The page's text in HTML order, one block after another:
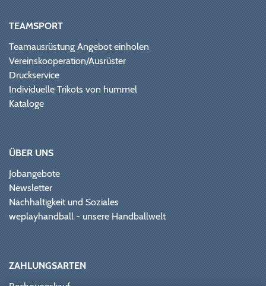
TEAMSPORT
Teamausrüstung Angebot einholen
Vereinskooperation/Ausrüster
Druckservice
Individuelle Trikots von hummel
Kataloge
ÜBER UNS
Jobangebote
Newsletter
Nachhaltigkeit und Soziales
weplayhandball - unsere Handballwelt
ZAHLUNGSARTEN